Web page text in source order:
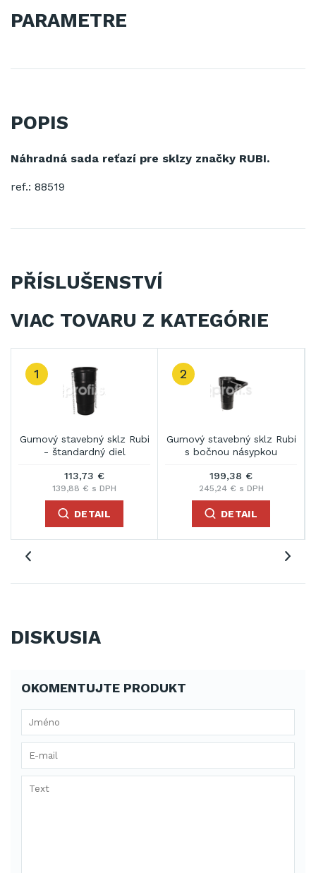
PARAMETRE
POPIS
Náhradná sada reťazí pre sklzy značky RUBI.
ref.: 88519
PŘÍSLUŠENSTVÍ
VIAC TOVARU Z KATEGÓRIE
1
Gumový stavebný sklz Rubi
- štandardný diel
113,73 €
139,88 € s DPH
DETAIL
2
Gumový stavebný sklz Rubi
s bočnou násypkou
199,38 €
245,24 € s DPH
DETAIL
DISKUSIA
OKOMENTUJTE PRODUKT